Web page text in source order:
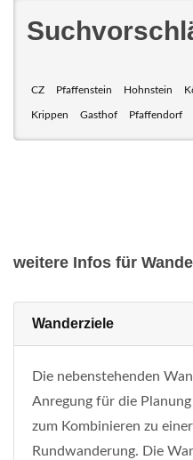
CZ Pfaffenstein Hohnstein
Krippen Gasthof Pfaffendorf
weitere Infos für
Wanderziele
Die nebenstehenden
Anregung für die
zum Kombinieren zu
Rundwanderung. Die